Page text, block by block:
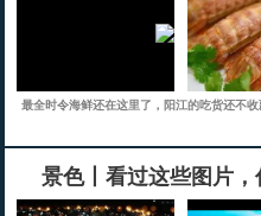
最全时令海鲜还在这里了，阳江的吃货还不收
景色丨看过这些图片